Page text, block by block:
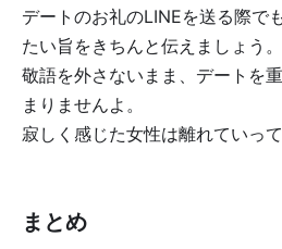
デートのお礼のLINEを送る際で
たい旨をきちんと伝えましょう。
敬語を外さないまま、デートを
まりませんよ。
寂しく感じた女性は離れていっ
まとめ